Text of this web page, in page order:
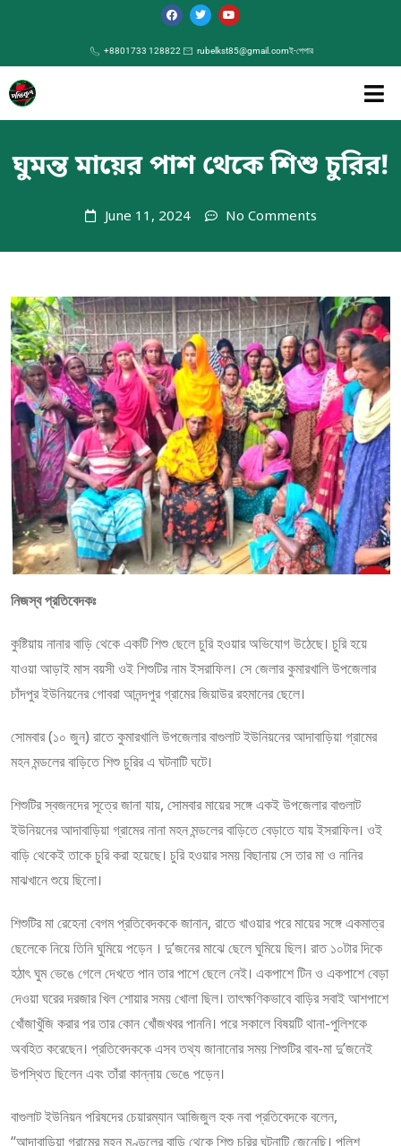
+8801733 128822 rubelkst85@gmail.comই-পেপার
ঘুমন্ত মায়ের পাশ থেকে শিশু চুরির!
June 11, 2024 No Comments
নিজস্ব প্রতিবেদকঃ
কুষ্টিয়ায় নানার বাড়ি থেকে একটি শিশু ছেলে চুরি হওয়ার অভিযোগ উঠেছে। চুরি হয়ে
যাওয়া আড়াই মাস বয়সী ওই শিশুটির নাম ইসরাফিল। সে জেলার কুমারখালি উপজেলার
চাঁদপুর ইউনিয়নের গোবরা আনন্দপুর গ্রামের জিয়াউর রহমানের ছেলে।
সোমবার (১০ জুন) রাতে কুমারখালি উপজেলার বাগুলাট ইউনিয়নের আদাবাড়িয়া গ্রামের
মহন মন্ডলের বাড়িতে শিশু চুরির এ ঘটনাটি ঘটে।
শিশুটির স্বজনদের সূত্রে জানা যায়, সোমবার মায়ের সঙ্গে একই উপজেলার বাগুলাট
ইউনিয়নের আদাবাড়িয়া গ্রামের নানা মহন মন্ডলের বাড়িতে বেড়াতে যায় ইসরাফিল। ওই
বাড়ি থেকেই তাকে চুরি করা হয়েছে। চুরি হওয়ার সময় বিছানায় সে তার মা ও নানির
মাঝখানে শুয়ে ছিলো।
শিশুটির মা রেহেনা বেগম প্রতিবেদককে জানান, রাতে খাওয়ার পরে মায়ের সঙ্গে একমাত্র
ছেলেকে নিয়ে তিনি ঘুমিয়ে পড়েন । দু’জনের মাঝে ছেলে ঘুমিয়ে ছিল। রাত ১০টার দিকে
হঠাৎ ঘুম ভেঙে গেলে দেখতে পান তার পাশে ছেলে নেই। একপাশে টিন ও একপাশে বেড়া
দেওয়া ঘরের দরজার খিল শোয়ার সময় খোলা ছিল। তাৎক্ষণিকভাবে বাড়ির সবাই আশপাশে
খোঁজাখুঁজি করার পর তার কোন খোঁজখবর পাননি। পরে সকালে বিষয়টি থানা-পুলিশকে
অবহিত করেছেন। প্রতিবেদককে এসব তথ্য জানানোর সময় শিশুটির বাব-মা দু’জনেই
উপস্থিত ছিলেন এবং তাঁরা কান্নায় ভেঙে পড়েন।
বাগুলাট ইউনিয়ন পরিষদের চেয়ারম্যান আজিজুল হক নবা প্রতিবেদকে বলেন,
“আদাবাড়িয়া গ্রামের মহন মণ্ডলের বাড়ি থেকে শিশু চুরির ঘটনাটি জেনেছি। পুলিশ